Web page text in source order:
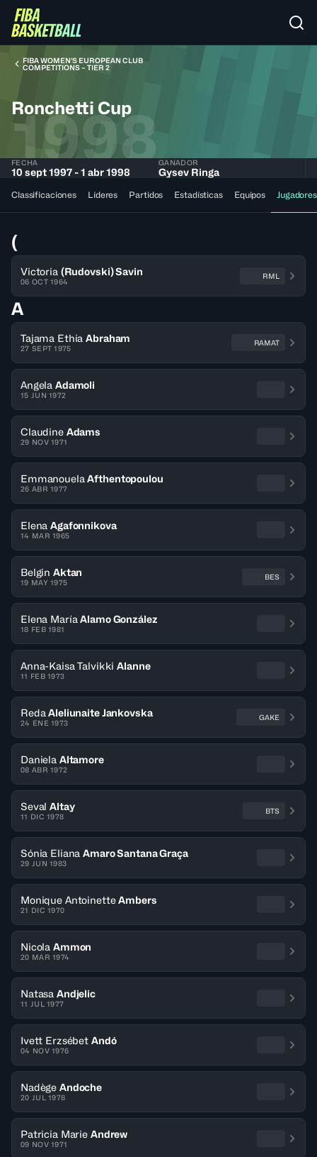
FIBA WOMEN’S EUROPEAN CLUB
COMPETITIONS – TIER 2
Ronchetti Cup
1998
FECHA
10 sept 1997 - 1 abr 1998
GANADOR
Gysev Ringa
Classificaciones Líderes Partidos Estadísticas Equipos Jugadores
(
Victoria (Rudovski) Savin
06 OCT 1964
RML
A
Tajama Ethia Abraham
27 SEPT 1975
RAMAT
Angela Adamoli
15 JUN 1972
Claudine Adams
29 NOV 1971
Emmanouela Afthentopoulou
26 ABR 1977
Elena Agafonnikova
14 MAR 1965
Belgin Aktan
19 MAY 1975
BES
Elena María Alamo González
18 FEB 1981
Anna-Kaisa Talvikki Alanne
11 FEB 1973
Reda Aleliunaite Jankovska
24 ENE 1973
GAKE
Daniela Altamore
08 ABR 1972
Seval Altay
11 DIC 1978
BTS
Sónia Eliana Amaro Santana Graça
29 JUN 1983
Monique Antoinette Ambers
21 DIC 1970
Nicola Ammon
20 MAR 1974
Natasa Andjelic
11 JUL 1977
Ivett Erzsébet Andó
04 NOV 1976
Nadège Andoche
20 JUL 1978
Patricia Marie Andrew
09 NOV 1971